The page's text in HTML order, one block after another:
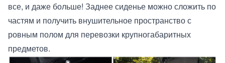
все, и даже больше! Заднее сиденье можно сложить по
частям и получить внушительное пространство с
ровным полом для перевозки крупногабаритных
предметов.